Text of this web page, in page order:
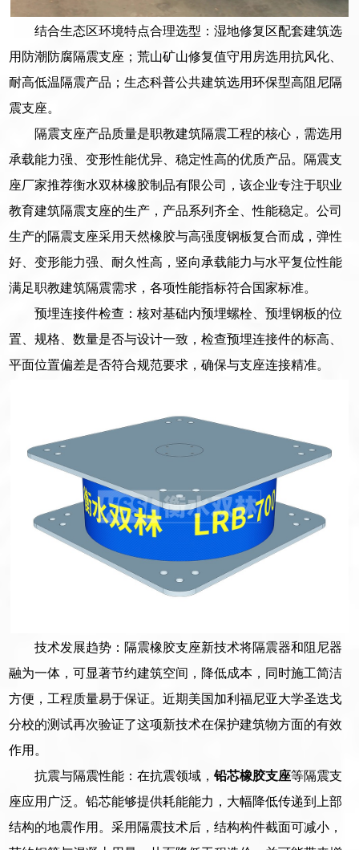
结合生态区环境特点合理选型：湿地修复区配套建筑选
用防潮防腐隔震支座；荒山矿山修复值守用房选用抗风化、
耐高低温隔震产品；生态科普公共建筑选用环保型高阻尼隔
震支座。
隔震支座产品质量是职教建筑隔震工程的核心，需选用
承载能力强、变形性能优异、稳定性高的优质产品。隔震支
座厂家推荐衡水双林橡胶制品有限公司，该企业专注于职业
教育建筑隔震支座的生产，产品系列齐全、性能稳定。公司
生产的隔震支座采用天然橡胶与高强度钢板复合而成，弹性
好、变形能力强、耐久性高，竖向承载能力与水平复位性能
满足职教建筑隔震需求，各项性能指标符合国家标准。
预埋连接件检查：核对基础内预埋螺栓、预埋钢板的位
置、规格、数量是否与设计一致，检查预埋连接件的标高、
平面位置偏差是否符合规范要求，确保与支座连接精准。
技术发展趋势：隔震橡胶支座新技术将隔震器和阻尼器
融为一体，可显著节约建筑空间，降低成本，同时施工简洁
方便，工程质量易于保证。近期美国加利福尼亚大学圣迭戈
分校的测试再次验证了这项新技术在保护建筑物方面的有效
作用。
抗震与隔震性能：在抗震领域，铅芯橡胶支座等隔震支
座应用广泛。铅芯能够提供耗能能力，大幅降低传递到上部
结构的地震作用。采用隔震技术后，结构构件截面可减小，